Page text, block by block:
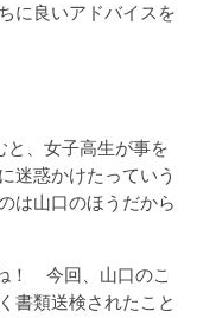
に良いアドバイスを
、女子高生が事を
迷惑かけたっていう
は山口のほうだから
！ 今回、山口のこ
書類送検されたこと